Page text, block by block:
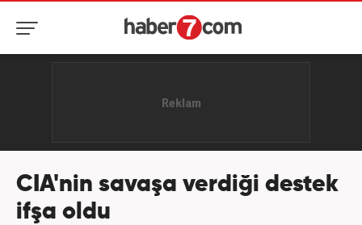
CIA'nin savaşa verdiği destek
ifşa oldu